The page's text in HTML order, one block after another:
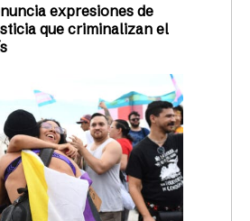
expresiones de
que criminalizan el